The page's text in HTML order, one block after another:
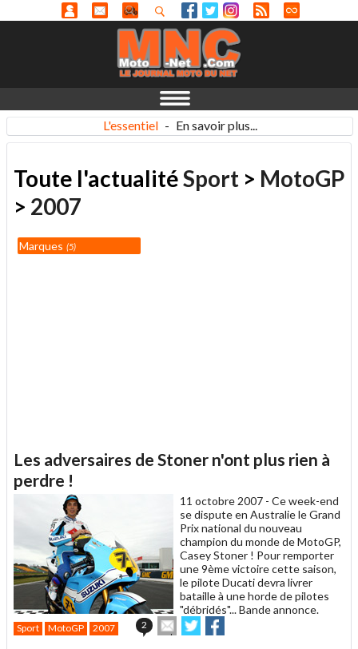
L'essentiel - En savoir plus...
Toute l'actualitéSport > MotoGP
> 2007
Marques 5
Les adversaires de Stoner n'ont plus rien à
perdre !
11 octobre 2007 - Ce week-end
se dispute en Australie le Grand
Prix national du nouveau
champion du monde de MotoGP,
Casey Stoner ! Pour remporter
une 9ème victoire cette saison,
le pilote Ducati devra livrer
bataille à une horde de pilotes
"débridés"... Bande annonce.
Sport MotoGP 2007 2
Envoyer
cet
Partager
sur sur